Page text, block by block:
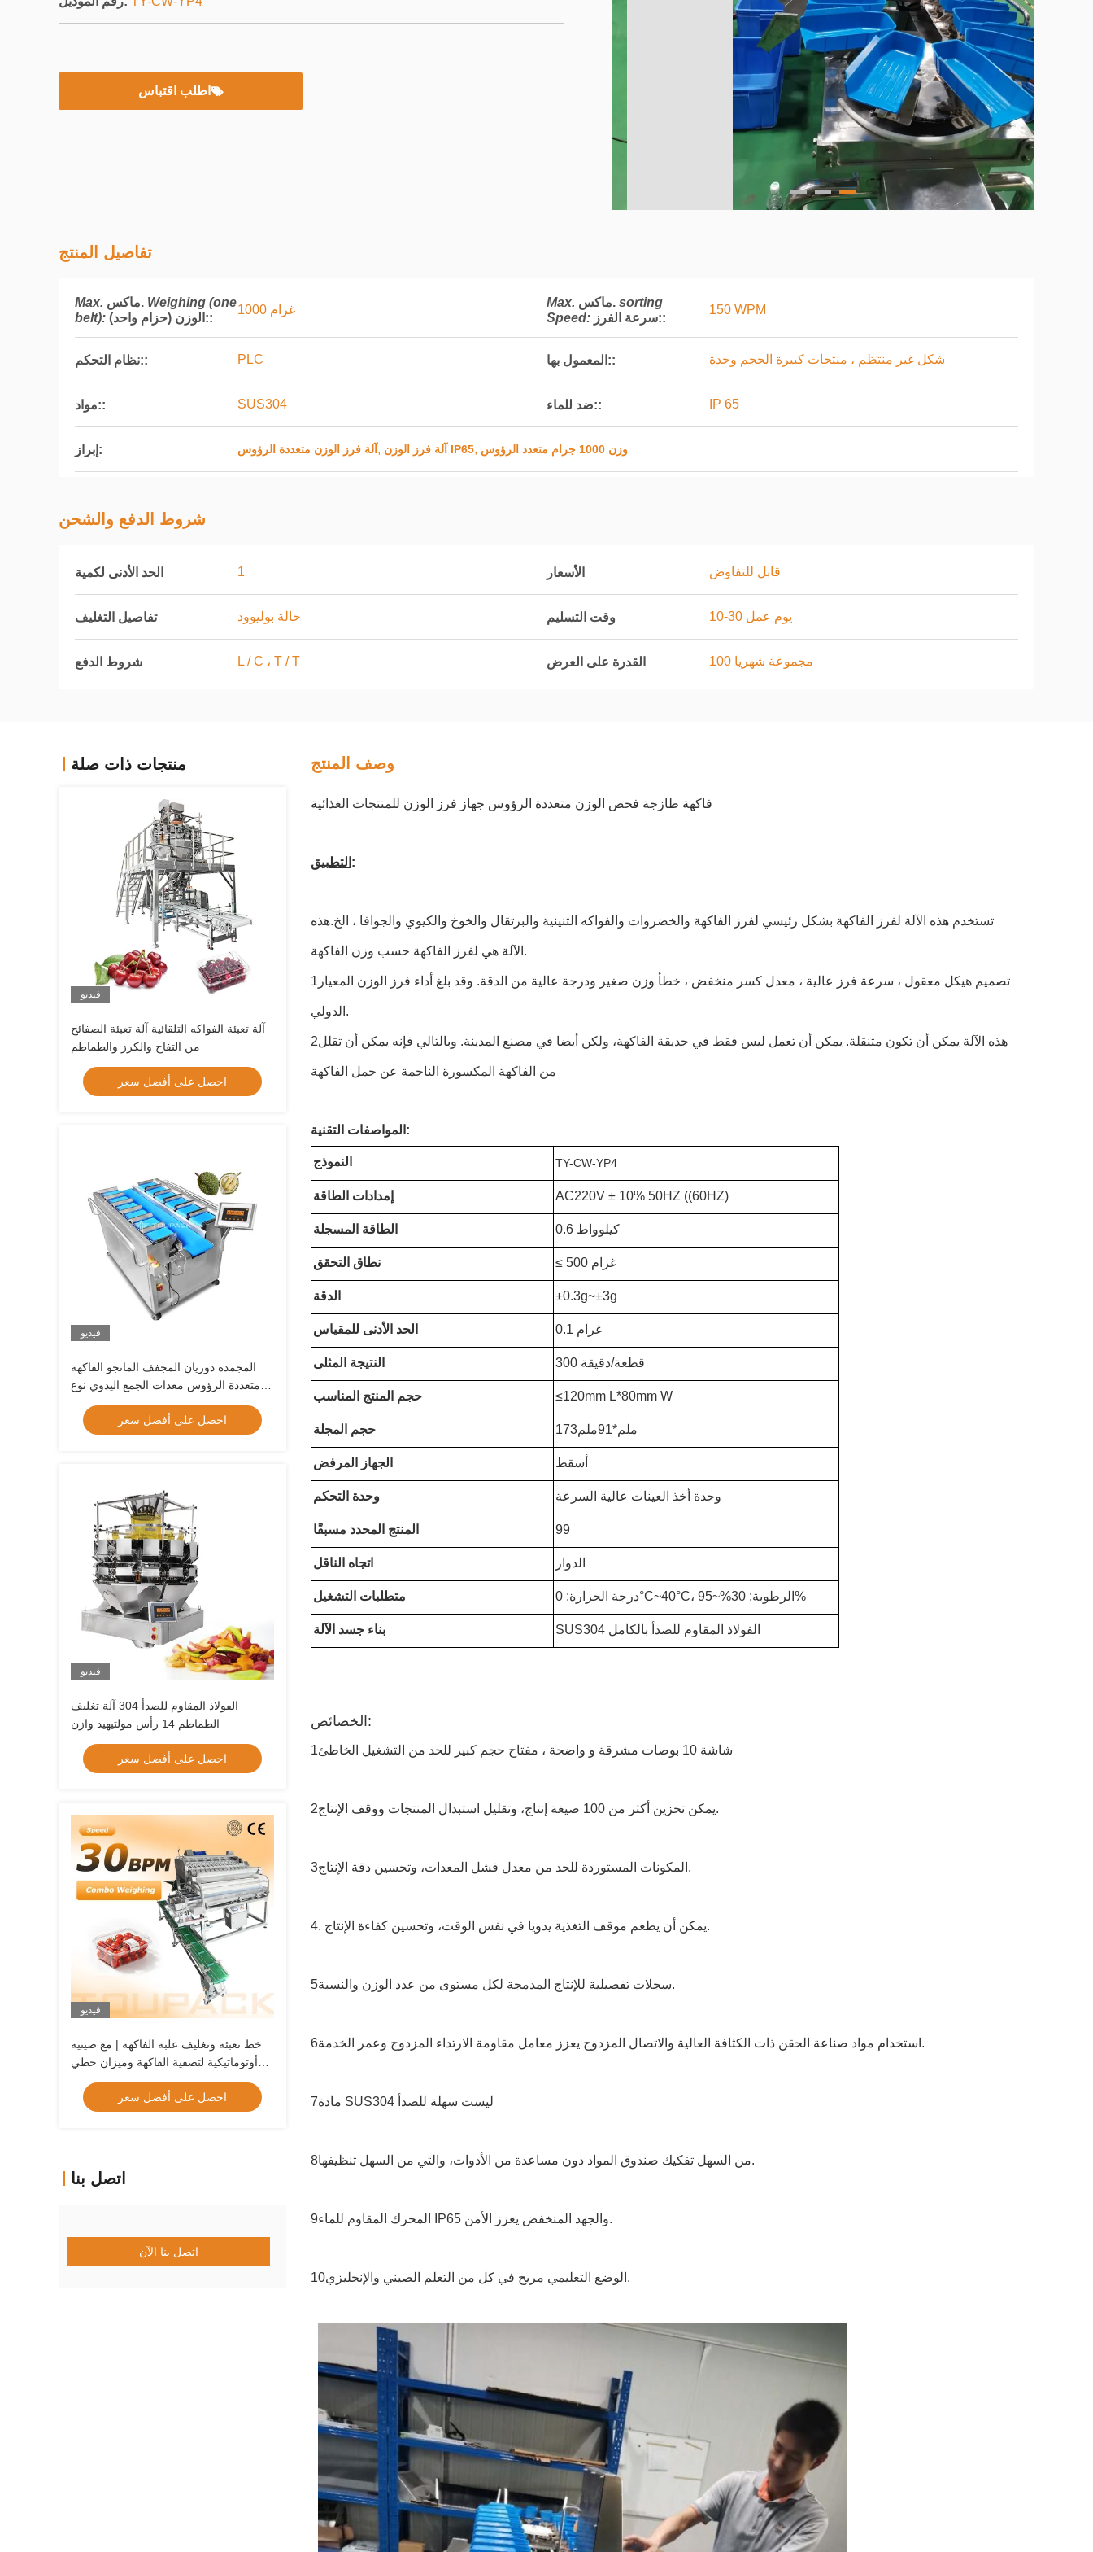
اطلب اقتباس
تفاصيل المنتج
Max. ماكس. Weighing (one
belt):
الوزن (حزام واحد)::
1000 غرام
Max. ماكس. sorting
Speed:
سرعة الفرز::
150 WPM
نظام التحكم:: PLC المعمول بها:: شكل غير منتظم ، منتجات كبيرة الحجم وحدة
مواد:: SUS304 ضد للماء:: IP 65
إبراز: آلة فرز الوزن متعددة الرؤوس , آلة فرز الوزن IP65, وزن 1000 جرام متعدد الرؤوس
شروط الدفع والشحن
الحد الأدنى لكمية 1 الأسعار قابل للتفاوض
تفاصيل التغليف حالة بوليوود وقت التسليم 10-30 يوم عمل
شروط الدفع L / C ، T / T القدرة على العرض 100 مجموعة شهريا
منتجات ذات صلة
فيديو
آلة تعبئة الفواكه التلقائية آلة تعبئة الصفائح
من التفاح والكرز والطماطم
احصل على أفضل سعر
فيديو
المجمدة دوريان المجفف المانجو الفاكهة
متعددة الرؤوس معدات الجمع اليدوي نوع
الحزام
احصل على أفضل سعر
فيديو
الفولاذ المقاوم للصدأ 304 آلة تغليف
الطماطم 14 رأس مولتيهيد وازن
احصل على أفضل سعر
فيديو
خط تعبئة وتغليف علبة الفاكهة | مع صينية
أوتوماتيكية لتصفية الفاكهة وميزان خطي
للفواكه
احصل على أفضل سعر
اتصل بنا
اتصل بنا الآن
وصف المنتج
فاكهة طازجة فحص الوزن متعددة الرؤوس جهاز فرز الوزن للمنتجات الغذائية
التطبيق :
تستخدم هذه الآلة لفرز الفاكهة بشكل رئيسي لفرز الفاكهة والخضروات والفواكه التنينية والبرتقال والخوخ والكيوي والجوافا ، الخ.هذه
الآلة هي لفرز الفاكهة حسب وزن الفاكهة.
1تصميم هيكل معقول ، سرعة فرز عالية ، معدل كسر منخفض ، خطأ وزن صغير ودرجة عالية من الدقة. وقد بلغ أداء فرز الوزن المعيار
الدولي.
2هذه الآلة يمكن أن تكون متنقلة. يمكن أن تعمل ليس فقط في حديقة الفاكهة، ولكن أيضا في مصنع المدينة. وبالتالي فإنه يمكن أن تقلل
من الفاكهة المكسورة الناجمة عن حمل الفاكهة
المواصفات التقنية:
النموذج TY-CW-YP4
إمدادات الطاقة AC220V ± 10% 50HZ ((60HZ)
الطاقة المسجلة 0.6 كيلوواط
نطاق التحقق ≤ 500 غرام
الدقة ±0.3g~±3g
الحد الأدنى للمقياس 0.1 غرام
النتيجة المثلى 300 قطعة/دقيقة
حجم المنتج المناسب ≤120mm L*80mm W
حجم المجلة 173ملم*91ملم
الجهاز المرفض أسقط
وحدة التحكم وحدة أخذ العينات عالية السرعة
المنتج المحدد مسبقًا 99
اتجاه الناقل الدوار
متطلبات التشغيل درجة الحرارة: 0°C~40°C، الرطوبة: 30%~95%
بناء جسد الآلة SUS304 الفولاذ المقاوم للصدأ بالكامل
الخصائص:
1شاشة 10 بوصات مشرقة و واضحة ، مفتاح حجم كبير للحد من التشغيل الخاطئ
2يمكن تخزين أكثر من 100 صيغة إنتاج، وتقليل استبدال المنتجات ووقف الإنتاج.
3المكونات المستوردة للحد من معدل فشل المعدات، وتحسين دقة الإنتاج.
4. يمكن أن يطعم موقف التغذية يدويا في نفس الوقت، وتحسين كفاءة الإنتاج.
5سجلات تفصيلية للإنتاج المدمجة لكل مستوى من عدد الوزن والنسبة.
6استخدام مواد صناعة الحقن ذات الكثافة العالية والاتصال المزدوج يعزز معامل مقاومة الارتداء المزدوج وعمر الخدمة.
7مادة SUS304 ليست سهلة للصدأ
8من السهل تفكيك صندوق المواد دون مساعدة من الأدوات، والتي من السهل تنظيفها.
9المحرك المقاوم للماء IP65 والجهد المنخفض يعزز الأمن.
10الوضع التعليمي مريح في كل من التعلم الصيني والإنجليزي.